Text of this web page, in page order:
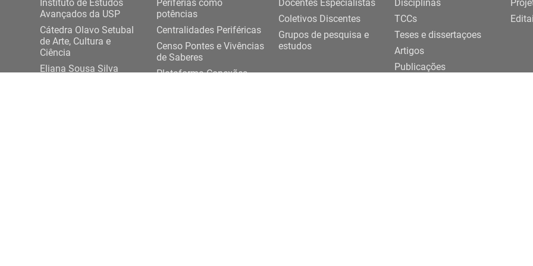
Instituto de Estudos
Avançados da USP
Cátedra Olavo Setubal
de Arte, Cultura e
Ciência
Eliana Sousa Silva
Periferias como
potências
Centralidades Periféricas
Censo Pontes e Vivências
de Saberes
Plataforma Conexões
Docentes Especialistas
Coletivos Discentes
Grupos de pesquisa e
estudos
Disciplinas
TCCs
Teses e dissertaçoes
Artigos
Publicações